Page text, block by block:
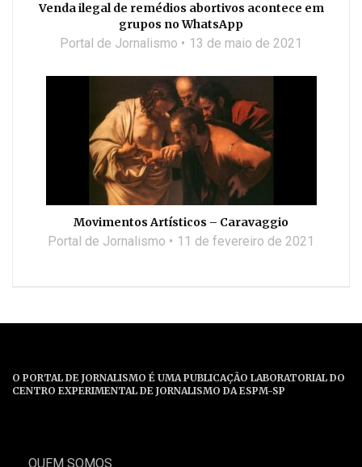
Venda ilegal de remédios abortivos acontece em
grupos no WhatsApp
Portal de Jornalismo 13 de maio de 2021
Movimentos Artísticos – Caravaggio
Portal de Jornalismo 11 de fevereiro de 2021
O PORTAL DE JORNALISMO É UMA PUBLICAÇÃO LABORATORIAL DO
CENTRO EXPERIMENTAL DE JORNALISMO DA ESPM-SP
QUEM SOMOS